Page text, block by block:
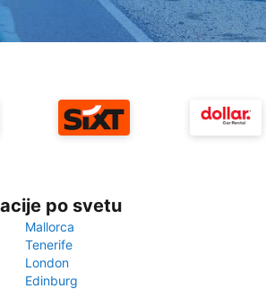
po svetu
Mallorca
Tenerife
London
Edinburg